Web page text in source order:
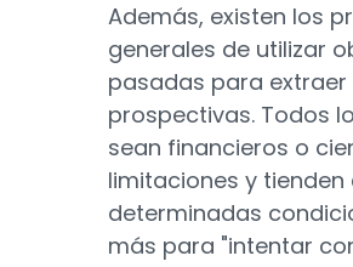
Además, existen los
generales de utilizar
pasadas para extraer
prospectivas. Todos
sean financieros o
limitaciones y tienden
determinadas
más para "intentar